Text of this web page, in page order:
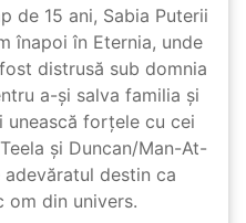
de 15 ani, Sabia Puterii
înapoi în Eternia, unde
distrusă sub domnia
a-și salva familia și
unească forțele cu cei
și Duncan/Man-At-
destin ca
om din univers.